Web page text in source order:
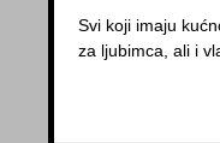
Svi koji imaju
za ljubimca, ali i